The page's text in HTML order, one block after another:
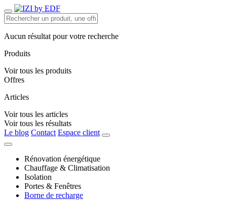
Aucun résultat pour votre recherche
Produits
Voir tous les produits
Offres
Articles
Voir tous les articles
Voir tous les résultats
Le blog Contact Espace client
Rénovation énergétique
Chauffage & Climatisation
Isolation
Portes & Fenêtres
Borne de recharge